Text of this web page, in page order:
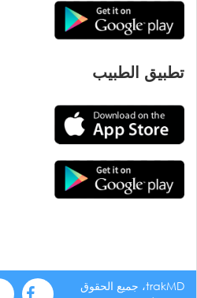
تطبيق الطبيب
trakMD، جميع الحقوق